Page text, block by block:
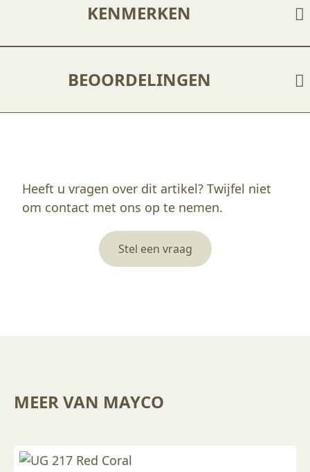
KENMERKEN
BEOORDELINGEN
Heeft u vragen over dit artikel? Twijfel niet
om contact met ons op te nemen.
Stel een vraag
MEER VAN MAYCO